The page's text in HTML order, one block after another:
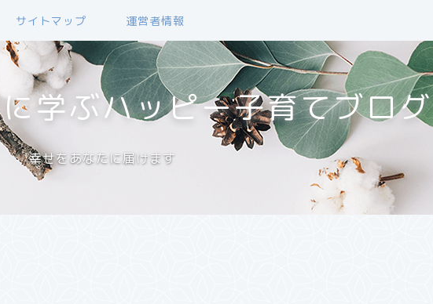
サイトマップ 運営者情報
学ぶハッピー子育てブログ
幸せをあなたに届けます